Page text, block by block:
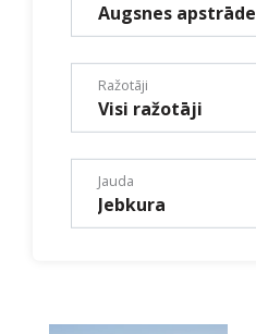
Vakances
Augsnes apstrāde
Ražotāji
Visi ražotāji
Jauda
Jebkura